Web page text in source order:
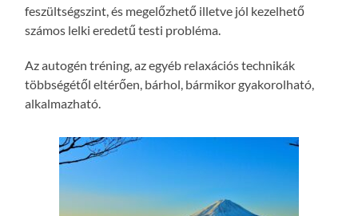
feszültségszint, és megelőzhető illetve jól kezelhető
számos lelki eredetű testi probléma.
Az autogén tréning, az egyéb relaxációs technikák
többségétől eltérően, bárhol, bármikor gyakorolható,
alkalmazható.